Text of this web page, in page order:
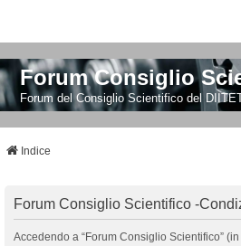
Forum Consiglio
Forum del Consiglio Scientifico del
Indice
Forum Consiglio Scientifico -
Accedendo a “Forum Consiglio Scientifico” (in